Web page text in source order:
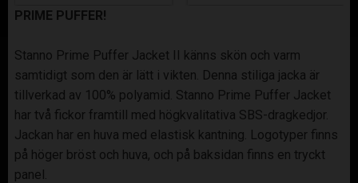
PRIME PUFFER!
Stanno Prime Puffer Jacket II känns skön och varm
samtidigt som den är lätt i vikten. Denna stiliga jacka är
tillverkad av 100% polyamid. Stanno Prime Puffer Jacket
har två fickor framtill med högkvalitativa SBS-dragkedjor.
Jackan har en huva med elastisk kantning. Logotyper finns
på höger bröst och huva, och på baksidan finns en tryckt
panel.